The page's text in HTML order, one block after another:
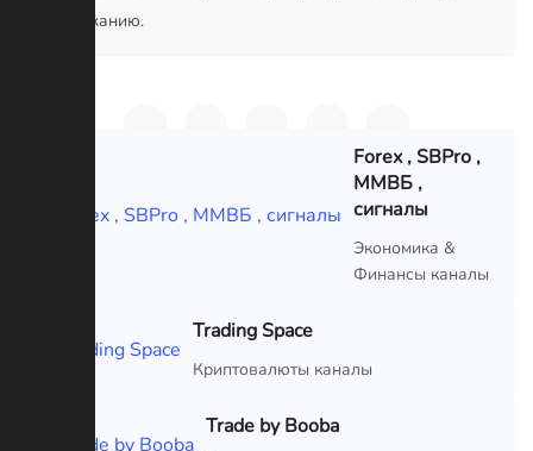
содержанию.
Forex , SBPro ,
ММВБ ,
сигналы
Экономика &
Финансы каналы
Trading Space
Криптовалюты каналы
Trade by Booba